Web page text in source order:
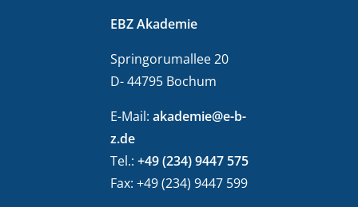
EBZ Akademie
Springorumallee 20
D- 44795 Bochum
E-Mail: akademie@e-b-
z.de
Tel.: +49 (234) 9447 575
Fax: +49 (234) 9447 599